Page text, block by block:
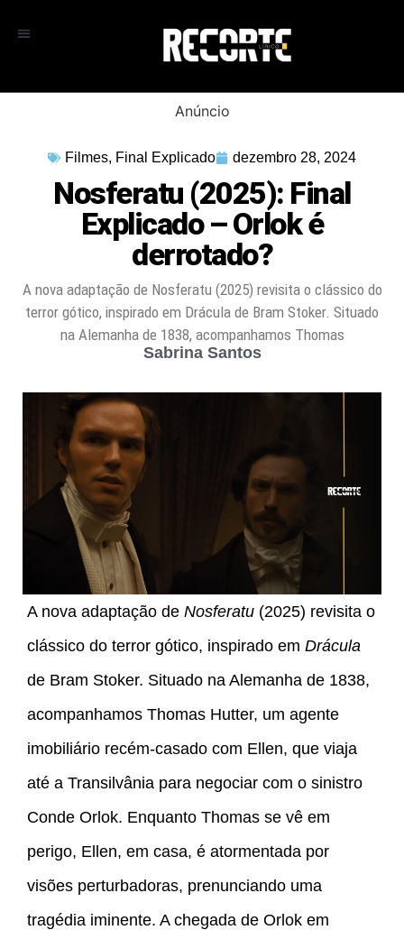
Anúncio
Filmes, Final Explicado dezembro 28, 2024
Nosferatu (2025): Final
Explicado – Orlok é
derrotado?
A nova adaptação de Nosferatu (2025) revisita o clássico do
terror gótico, inspirado em Drácula de Bram Stoker. Situado
na Alemanha de 1838, acompanhamos Thomas
Sabrina Santos
A nova adaptação de Nosferatu (2025) revisita o
clássico do terror gótico, inspirado em Drácula
de Bram Stoker. Situado na Alemanha de 1838,
acompanhamos Thomas Hutter, um agente
imobiliário recém-casado com Ellen, que viaja
até a Transilvânia para negociar com o sinistro
Conde Orlok. Enquanto Thomas se vê em
perigo, Ellen, em casa, é atormentada por
visões perturbadoras, prenunciando uma
tragédia iminente. A chegada de Orlok em